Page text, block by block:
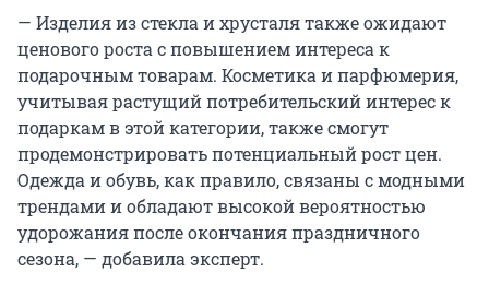
— Изделия из стекла и хрусталя также ожидают
ценового роста с повышением интереса к
подарочным товарам. Косметика и парфюмерия,
учитывая растущий потребительский интерес к
подаркам в этой категории, также смогут
продемонстрировать потенциальный рост цен.
Одежда и обувь, как правило, связаны с модными
трендами и обладают высокой вероятностью
удорожания после окончания праздничного
сезона, — добавила эксперт.